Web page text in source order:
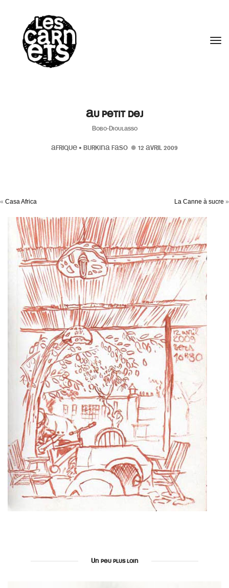
Au petit dej
Bobo-Dioulasso
AFRIQUE • BURKINA FASO 12 AVRIL 2009
« Casa Africa La Canne à sucre »
Un peu plus loin